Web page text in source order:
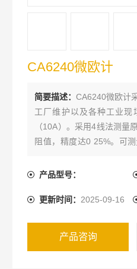
CA6240微欧计
简要描述：CA6240微欧计
工厂维护以及各种工业现
（10A）。采用4线法测量
阻值，精度达0 25%。可
mA测试电流，并具有测试
产品型号：
更新时间： 2025-09-16
产品咨询